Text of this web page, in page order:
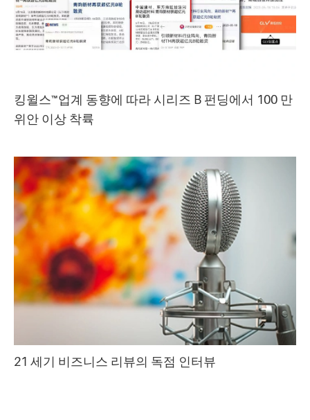
킹윌스™업계 동향에 따라 시리즈 B 펀딩에서 100 만
위안 이상 착륙
21 세기 비즈니스 리뷰의 독점 인터뷰